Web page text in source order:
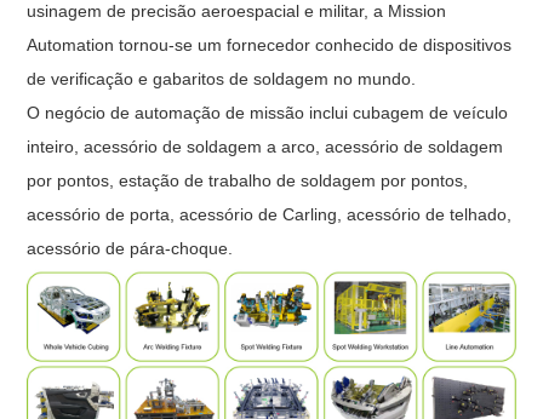
usinagem de precisão aeroespacial e militar, a Mission
Automation tornou-se um fornecedor conhecido de dispositivos
de verificação e gabaritos de soldagem no mundo.
O negócio de automação de missão inclui cubagem de veículo
inteiro, acessório de soldagem a arco, acessório de soldagem
por pontos, estação de trabalho de soldagem por pontos,
acessório de porta, acessório de Carling, acessório de telhado,
acessório de pára-choque.